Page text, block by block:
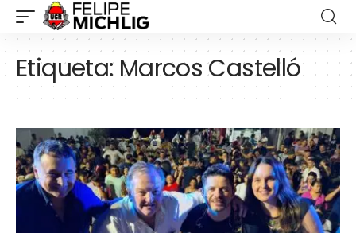
Etiqueta: Marcos Castelló